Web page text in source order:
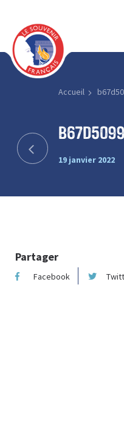
Accueil
19 janvier 2022
Partager
Facebook